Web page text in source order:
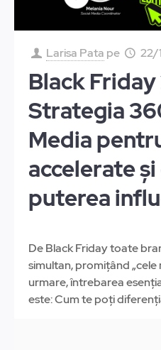
Larisa Pata pe 22/
Black
Strategia
Media
accelerate
puterea
De Black Friday toate
simultan, promițând „cele
urmare, întrebarea
este: Cum te poți